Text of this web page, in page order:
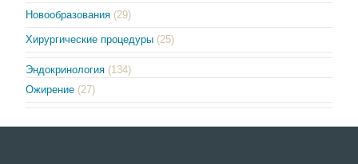
Новообразования (29)
Хирургические процедуры (25)
Эндокринология (134)
Ожирение (27)